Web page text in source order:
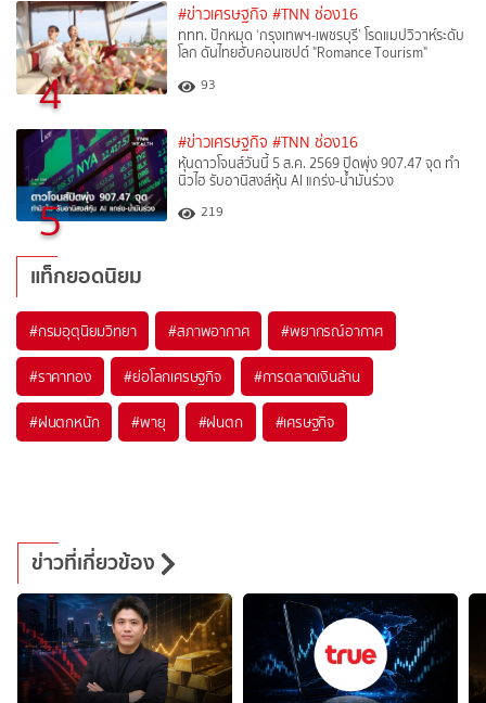
4
#ข่าวเศรษฐกิจ #TNN ช่อง16
ททท. ปักหมุด ‘กรุงเทพฯ-เพชรบุรี’ โรดแมปวิวาห์ระดับ
โลก ดันไทยฮับคอนเซปต์ "Romance Tourism"
93
5
#ข่าวเศรษฐกิจ #TNN ช่อง16
หุ้นดาวโจนส์วันนี้ 5 ส.ค. 2569 ปิดพุ่ง 907.47 จุด ทำ
นิวไฮ รับอานิสงส์หุ้น AI แกร่ง-น้ำมันร่วง
219
แท็กยอดนิยม
#กรมอุตุนิยมวิทยา #สภาพอากาศ #พยากรณ์อากาศ
#ราคาทอง #ย่อโลกเศรษฐกิจ #การตลาดเงินล้าน
#ฝนตกหนัก #พายุ #ฝนตก #เศรษฐกิจ
ข่าวที่เกี่ยวข้อง